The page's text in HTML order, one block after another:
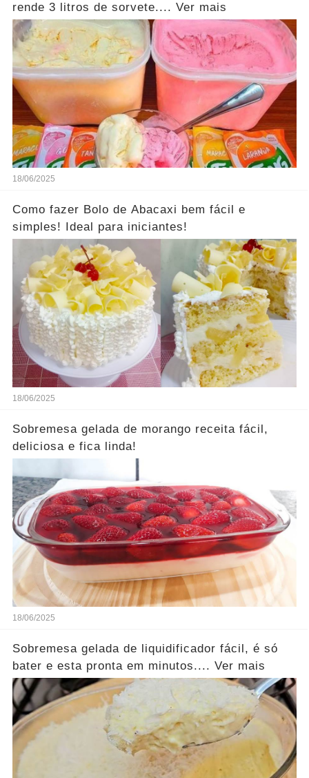
rende 3 litros de sorvete.... Ver mais
18/06/2025
Como fazer Bolo de Abacaxi bem fácil e
simples! Ideal para iniciantes!
18/06/2025
Sobremesa gelada de morango receita fácil,
deliciosa e fica linda!
18/06/2025
Sobremesa gelada de liquidificador fácil, é só
bater e esta pronta em minutos.... Ver mais